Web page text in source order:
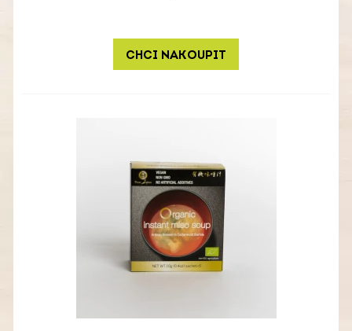
CHCI NAKOUPIT